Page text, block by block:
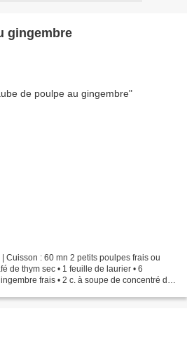
gingembre
Cuisson : 60 mn 2 petits poulpes frais ou
de thym sec • 1 feuille de laurier • 6
frais • 2 c. à soupe de concentré de